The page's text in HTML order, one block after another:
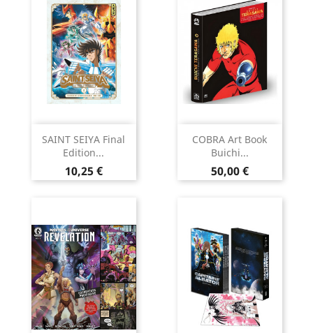
SAINT SEIYA Final
Edition...
Prix
10,25 €
COBRA Art Book
Buichi...
Prix
50,00 €